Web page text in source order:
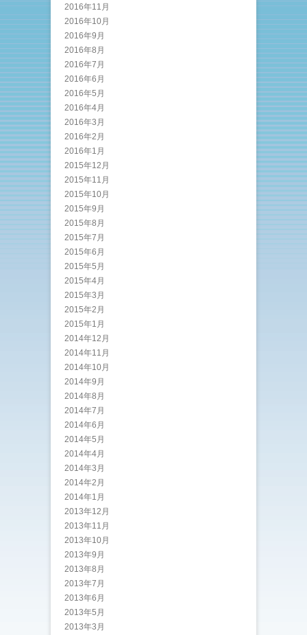
2016年11月
2016年10月
2016年9月
2016年8月
2016年7月
2016年6月
2016年5月
2016年4月
2016年3月
2016年2月
2016年1月
2015年12月
2015年11月
2015年10月
2015年9月
2015年8月
2015年7月
2015年6月
2015年5月
2015年4月
2015年3月
2015年2月
2015年1月
2014年12月
2014年11月
2014年10月
2014年9月
2014年8月
2014年7月
2014年6月
2014年5月
2014年4月
2014年3月
2014年2月
2014年1月
2013年12月
2013年11月
2013年10月
2013年9月
2013年8月
2013年7月
2013年6月
2013年5月
2013年3月